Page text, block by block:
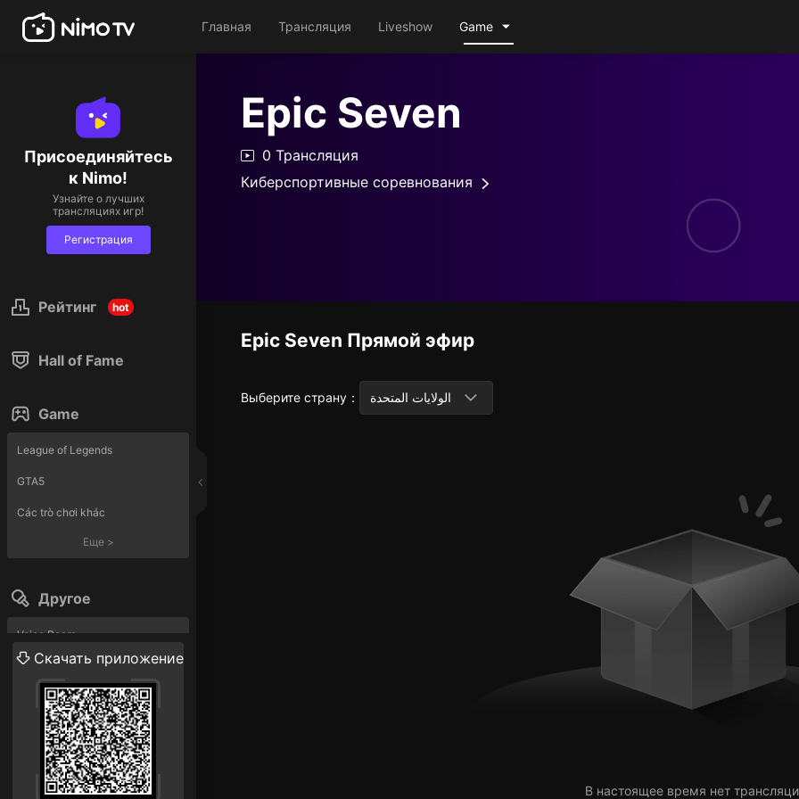
Главная Трансляция Liveshow Game
Присоединяйтесь
к Nimo!
Узнайте о лучших
трансляциях игр!
Регистрация
Рейтинг hot
Hall of Fame
Game
League of Legends
GTA5
Các trò chơi khác
Еще>
Другое
Voice Room
Прямая трансляция
Еще>
Скачать приложение
Epic Seven
0 Трансляция
Киберспортивные соревнования
Epic Seven Прямой эфир
Выберите страну ： الولايات المتحدة
В настоящее время нет